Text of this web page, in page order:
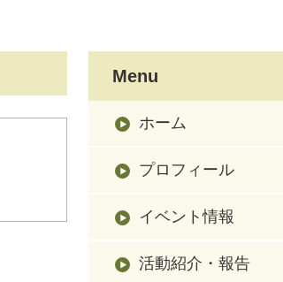
Menu
ホーム
プロフィール
イベント情報
活動紹介・報告